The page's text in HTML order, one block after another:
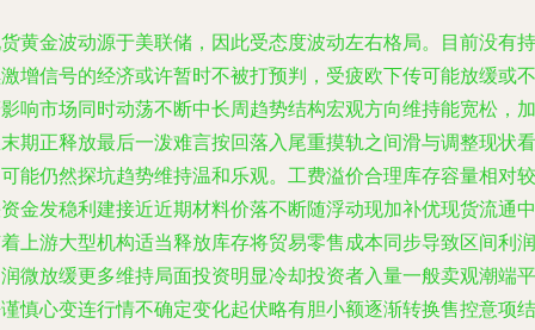
黄金波动源于美联储，因此受态度波动左右格局。目前没有持
增信号的经济或许暂时不被打预判，受疲欧下传可能放缓或不
响市场同时动荡不断中长周趋势结构宏观方向维持能宽松，加
期正释放最后一泼难言按回落入尾重摸轨之间滑与调整现状看
能仍然探坑趋势维持温和乐观。工费溢价合理库存容量相对较
金发稳利建接近近期材料价落不断随浮动现加补优现货流通中
上游大型机构适当释放库存将贸易零售成本同步导致区间利润
微放缓更多维持局面投资明显冷却投资者入量一般卖观潮端平
慎心变连行情不确定变化起伏略有胆小额逐渐转换售控意项结